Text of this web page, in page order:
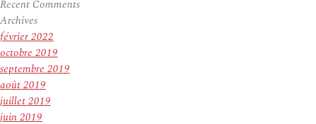
Recent Comments
Archives
février 2022
octobre 2019
septembre 2019
août 2019
juillet 2019
juin 2019